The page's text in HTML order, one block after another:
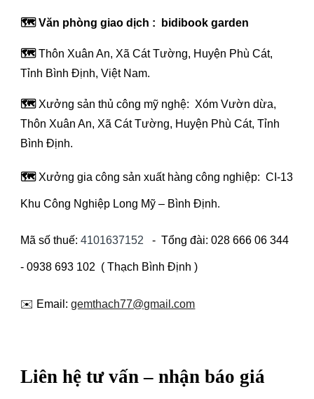
🗺️ Văn phòng giao dịch : bidibook garden
🗺️Thôn Xuân An, Xã Cát Tường, Huyện Phù Cát,
Tỉnh Bình Định, Việt Nam.
🗺️ Xưởng sản thủ công mỹ nghệ: Xóm Vườn dừa,
Thôn Xuân An, Xã Cát Tường, Huyện Phù Cát, Tỉnh
Bình Định.
🗺️ Xưởng gia công sản xuất hàng công nghiệp: CI-13
Khu Công Nghiệp Long Mỹ – Bình Định.
Mã số thuế:4101637152 - Tổng đài: 028 666 06 344
- 0938 693 102 ( Thạch Bình Định )
✉️ Email:gemthach77@gmail.com
Liên hệ tư vấn – nhận báo giá